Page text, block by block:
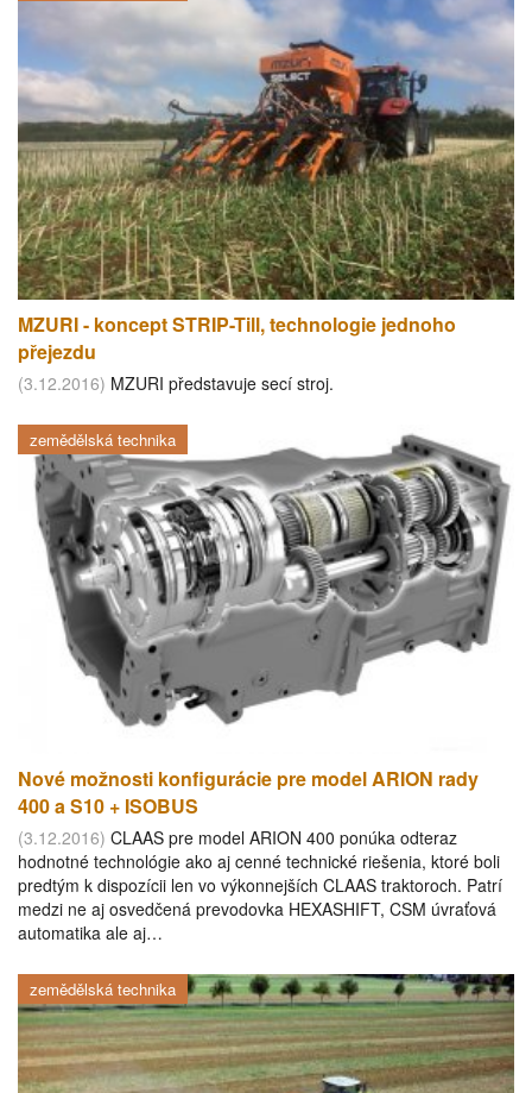
MZURI - koncept STRIP-Till, technologie jednoho
přejezdu
(3.12.2016) MZURI představuje secí stroj.
zemědělská technika
Nové možnosti konfigurácie pre model ARION rady
400 a S10 + ISOBUS
(3.12.2016) CLAAS pre model ARION 400 ponúka odteraz
hodnotné technológie ako aj cenné technické riešenia, ktoré boli
predtým k dispozícii len vo výkonnejších CLAAS traktoroch. Patrí
medzi ne aj osvedčená prevodovka HEXASHIFT, CSM úvraťová
automatika ale aj…
zemědělská technika